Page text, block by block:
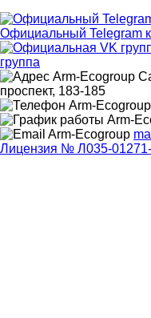
Официальный Telegram
группа
проспект, 183-185
Лицензия № Л035-